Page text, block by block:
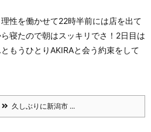
性を働かせて22時半前には店を出て
寝たので朝はスッキリでさ！ 2日目は
もうひとりAKIRAと会う約束をして
久しぶりに新潟市 ...